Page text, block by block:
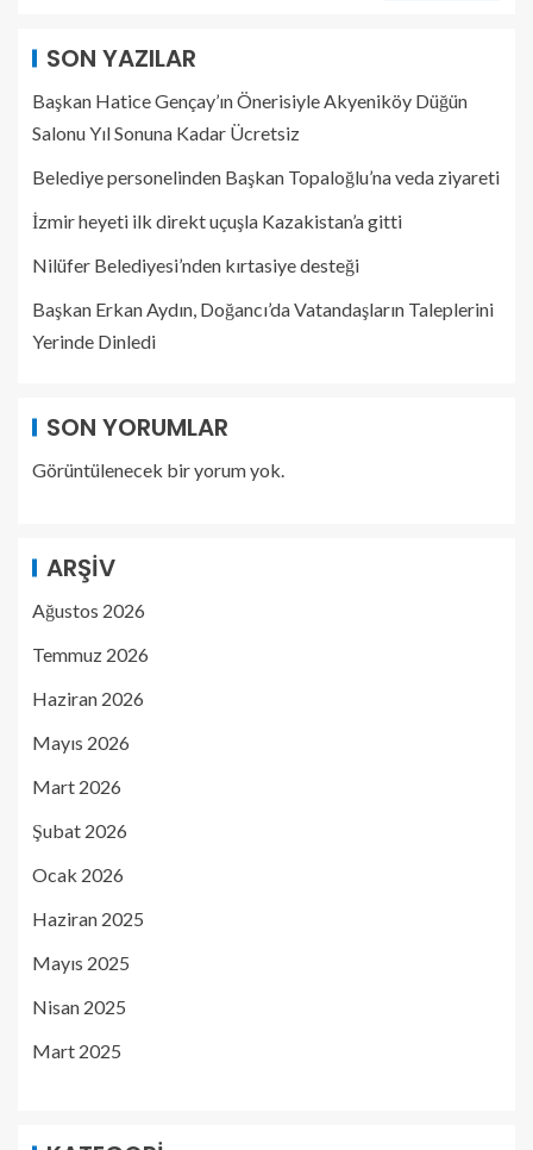
SON YAZILAR
Başkan Hatice Gençay’ın Önerisiyle Akyeniköy Düğün
Salonu Yıl Sonuna Kadar Ücretsiz
Belediye personelinden Başkan Topaloğlu’na veda ziyareti
İzmir heyeti ilk direkt uçuşla Kazakistan’a gitti
Nilüfer Belediyesi’nden kırtasiye desteği
Başkan Erkan Aydın, Doğancı’da Vatandaşların Taleplerini
Yerinde Dinledi
SON YORUMLAR
Görüntülenecek bir yorum yok.
ARŞIV
Ağustos 2026
Temmuz 2026
Haziran 2026
Mayıs 2026
Mart 2026
Şubat 2026
Ocak 2026
Haziran 2025
Mayıs 2025
Nisan 2025
Mart 2025